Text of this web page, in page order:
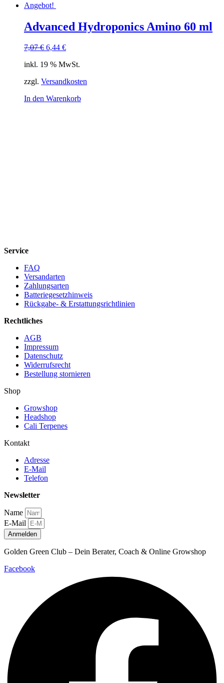
Angebot!
Advanced Hydroponics Amino 60 ml
7,07€ Ursprünglicher
war:
6,44 €Aktueller
ist:
inkl. 19 % MwSt.
zzgl. Versandkosten
In den Warenkorb
Service
FAQ
Versandarten
Zahlungsarten
Batteriegesetzhinweis
Rückgabe- & Erstattungsrichtlinien
Rechtliches
AGB
Impressum
Datenschutz
Widerrufsrecht
Bestellung stornieren
Shop
Growshop
Headshop
Cali Terpenes
Kontakt
Adresse
E-Mail
Telefon
Newsletter
Name
E-Mail
Anmelden
Golden Green Club – Dein Berater, Coach & Online Growshop
Facebook